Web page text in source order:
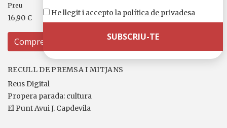
Preu
16,90 €
Compreu
RECULL DE PREMSA I MITJANS
Reus Digital
Propera parada: cultura
El Punt Avui J. Capdevila
He llegit i accepto la política de privadesa